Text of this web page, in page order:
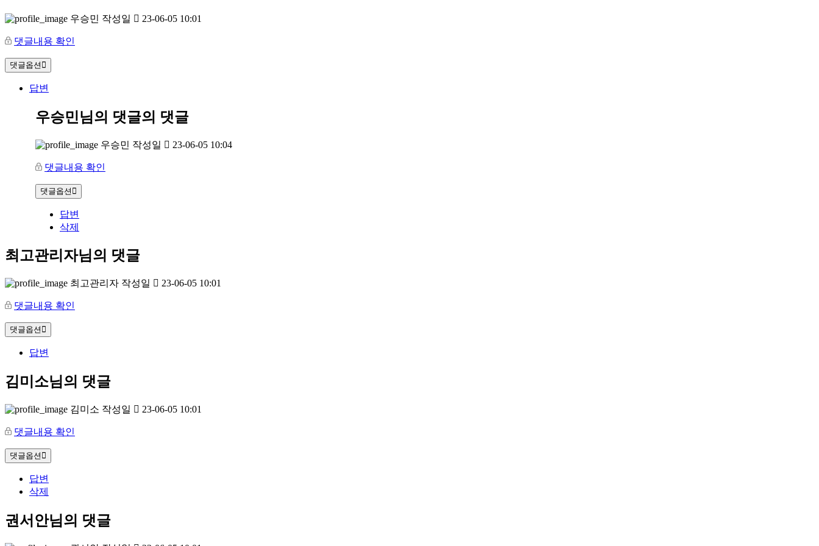
우승민 작성일 23-06-05 10:01
댓글내용 확인
댓글옵션
답변
우승민님의 댓글의 댓글
우승민 작성일 23-06-05 10:04
댓글내용 확인
댓글옵션
답변
삭제
최고관리자님의 댓글
최고관리자 작성일 23-06-05 10:01
댓글내용 확인
댓글옵션
답변
김미소님의 댓글
김미소 작성일 23-06-05 10:01
댓글내용 확인
댓글옵션
답변
삭제
권서안님의 댓글